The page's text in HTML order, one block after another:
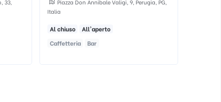
PG,
Bar Pianegiani, Corso Camillo Benso
Conte di Cavour, 40, 06059 Todi, PG, Italia
Al chiuso
All'aperto
Bar
Gelateria